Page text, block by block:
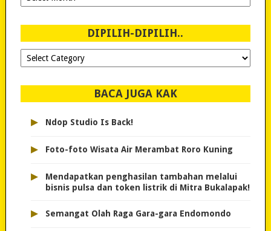
Sejak
DIPILIH-DIPILIH..
Dipilih-
dipilih..
BACA JUGA KAK
▸ Ndop Studio Is Back!
▸ Foto-foto Wisata Air Merambat Roro Kuning
▸
Mendapatkan penghasilan tambahan melalui
bisnis pulsa dan token listrik di Mitra Bukalapak!
▸ Semangat Olah Raga Gara-gara Endomondo